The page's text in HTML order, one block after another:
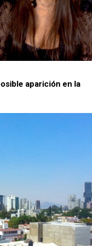
aparición en la